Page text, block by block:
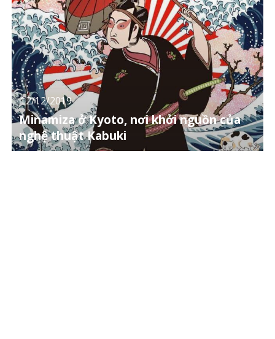
12/12/2019
Minamiza ở Kyoto, nơi khởi nguồn của
nghệ thuật Kabuki